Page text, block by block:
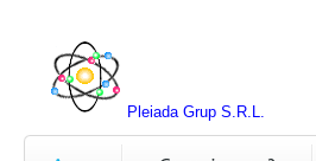
Pleiada Grup S.R.L.